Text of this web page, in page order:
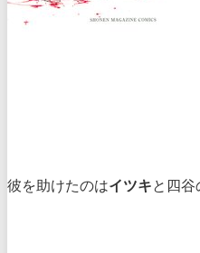
彼を助けたのはイツキと四谷